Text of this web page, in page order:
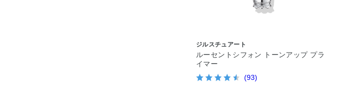
ジルスチュアート
ルーセントシフォン トーンアップ プラ
イマー
(93)